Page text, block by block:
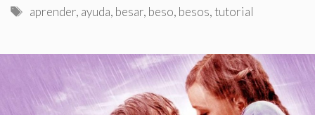
Etiquetas
aprender, ayuda, besar, beso, besos,tutorial